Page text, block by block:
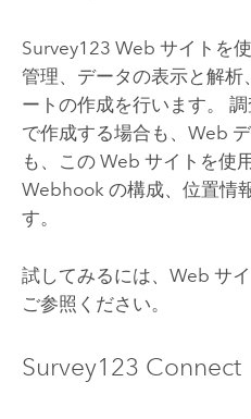
Survey123 Web サイトを
管理、データの表示と解析
ートの作成を行います。
で作成する場合も、Web
も、この Web サイトを使
Webhook の構成、位置情
す。
試してみるには、Web サ
ご参照ください。
Survey123 Connect